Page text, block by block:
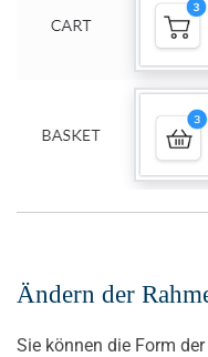
Ändern der
Sie können die Form